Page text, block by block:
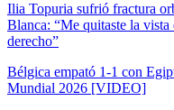
Ilia Topuria sufrió fractura
Blanca: “Me quitaste la
derecho”
Bélgica empató 1-1 con
Mundial 2026 [VIDEO]